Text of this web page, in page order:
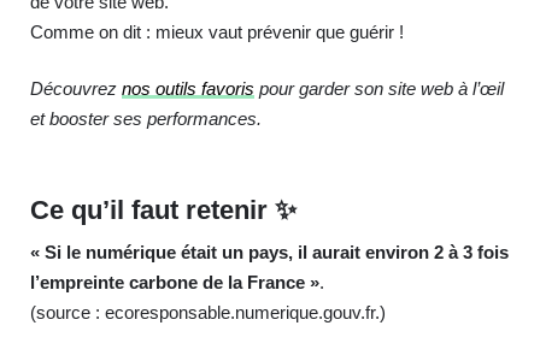
Comme on dit : mieux vaut prévenir que guérir !
Découvrez nos outils favoris pour garder son site web à l’œil
et booster ses performances.
Ce qu’il faut retenir ✨
« Si le numérique était un pays, il aurait environ 2 à 3 fois
l’empreinte carbone de la France ».
(source : ecoresponsable.numerique.gouv.fr.)